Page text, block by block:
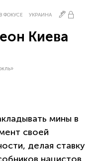
В ФОКУСЕ УКРАИНА
Киева
мины в
своей
делая ставку